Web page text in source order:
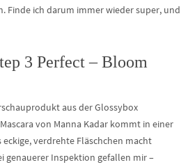
Finde ich darum immer wieder super, und
3 Perfect – Bloom
aus der Glossybox
von Manna Kadar kommt in einer
verdrehte Fläschchen macht
genauerer Inspektion gefallen mir –